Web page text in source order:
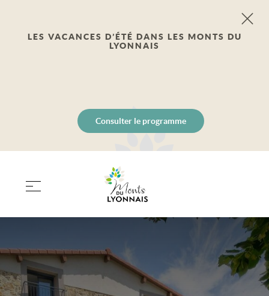
LES VACANCES D’ÉTÉ DANS LES MONTS DU
LYONNAIS
Consulter le programme